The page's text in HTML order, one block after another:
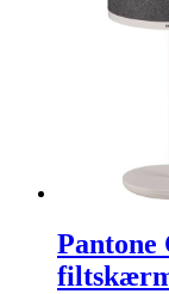
Pantone